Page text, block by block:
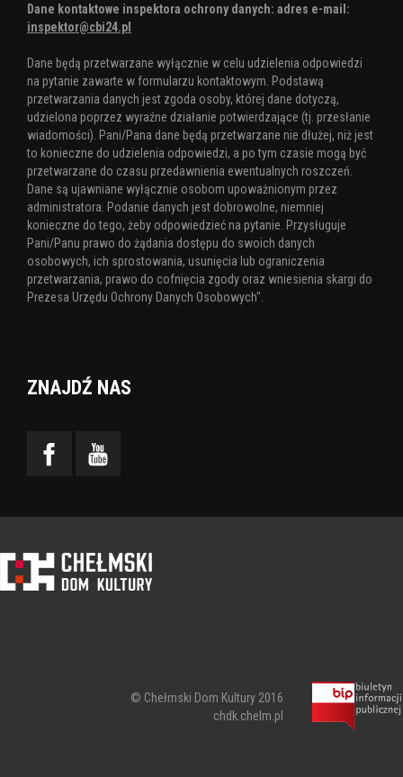
Dane kontaktowe inspektora ochrony danych: adres e-mail:
inspektor@cbi24.pl
Dane będą przetwarzane wyłącznie w celu udzielenia odpowiedzi
na pytanie zawarte w formularzu kontaktowym. Podstawą
przetwarzania danych jest zgoda osoby, której dane dotyczą,
udzielona poprzez wyraźne działanie potwierdzające (tj. przesłanie
wiadomości). Pani/Pana dane będą przetwarzane nie dłużej, niż jest
to konieczne do udzielenia odpowiedzi, a po tym czasie mogą być
przetwarzane do czasu przedawnienia ewentualnych roszczeń.
Dane są ujawniane wyłącznie osobom upoważnionym przez
administratora. Podanie danych jest dobrowolne, niemniej
konieczne do tego, żeby odpowiedzieć na pytanie. Przysługuje
Pani/Panu prawo do żądania dostępu do swoich danych
osobowych, ich sprostowania, usunięcia lub ograniczenia
przetwarzania, prawo do cofnięcia zgody oraz wniesienia skargi do
Prezesa Urzędu Ochrony Danych Osobowych".
ZNAJDŹ NAS
© Chełmski Dom Kultury 2016
chdk.chelm.pl